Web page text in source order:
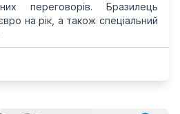
переговорів. Бразилець
на рік, а також спеціальний